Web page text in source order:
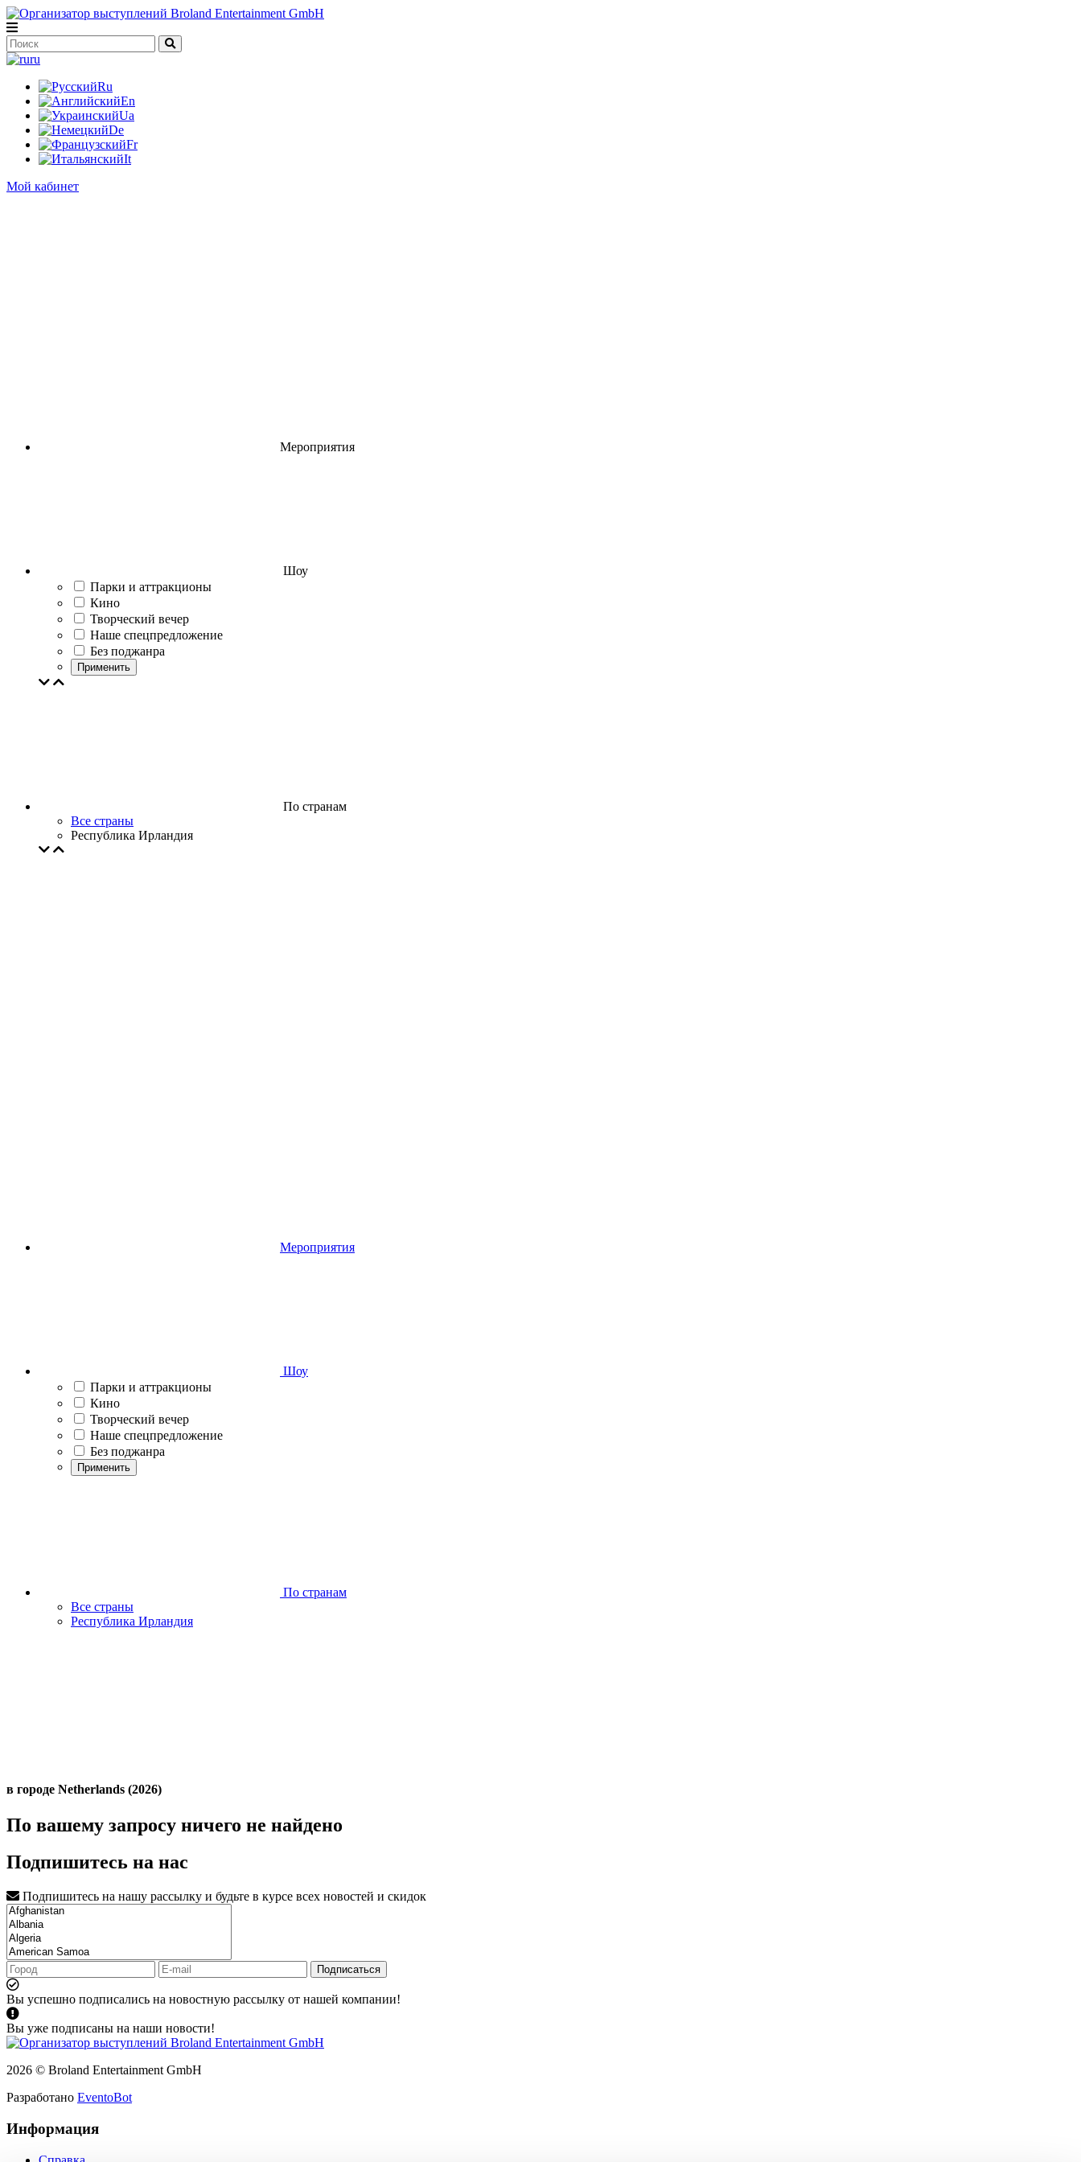
ru
Ru
En
Ua
De
Fr
It
Мой кабинет
Мероприятия
Шоу
Парки и аттракционы
Кино
Творческий вечер
Наше спецпредложение
Без поджанра
Применить
По странам
Все страны
Республика Ирландия
Мероприятия
Шоу
Парки и аттракционы
Кино
Творческий вечер
Наше спецпредложение
Без поджанра
Применить
По странам
Все страны
Республика Ирландия
в городе Netherlands (2026)
По вашему запросу ничего не найдено
Подпишитесь на нас
Подпишитесь на нашу рассылку и будьте в курсе всех новостей и скидок
Подписаться
Вы успешно подписались на новостную рассылку от нашей компании!
Вы уже подписаны на наши новости!
2026 © Broland Entertainment GmbH
Разработано EventoBot
Информация